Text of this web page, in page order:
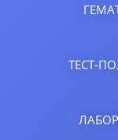
ТЕСТ-